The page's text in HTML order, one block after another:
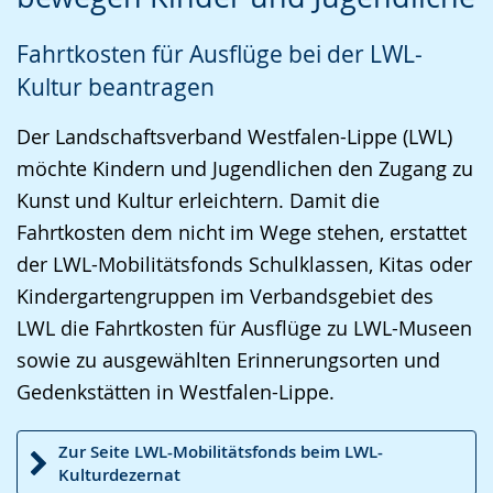
Fahrtkosten für Ausflüge bei der LWL-
Kultur beantragen
Der Landschaftsverband Westfalen-Lippe (LWL)
möchte Kindern und Jugendlichen den Zugang zu
Kunst und Kultur erleichtern. Damit die
Fahrtkosten dem nicht im Wege stehen, erstattet
der LWL-Mobilitätsfonds Schulklassen, Kitas oder
Kindergartengruppen im Verbandsgebiet des
LWL die Fahrtkosten für Ausflüge zu LWL-Museen
sowie zu ausgewählten Erinnerungsorten und
Gedenkstätten in Westfalen-Lippe.
Zur Seite LWL-Mobilitätsfonds beim LWL-
Kulturdezernat
wird
angezeigt.